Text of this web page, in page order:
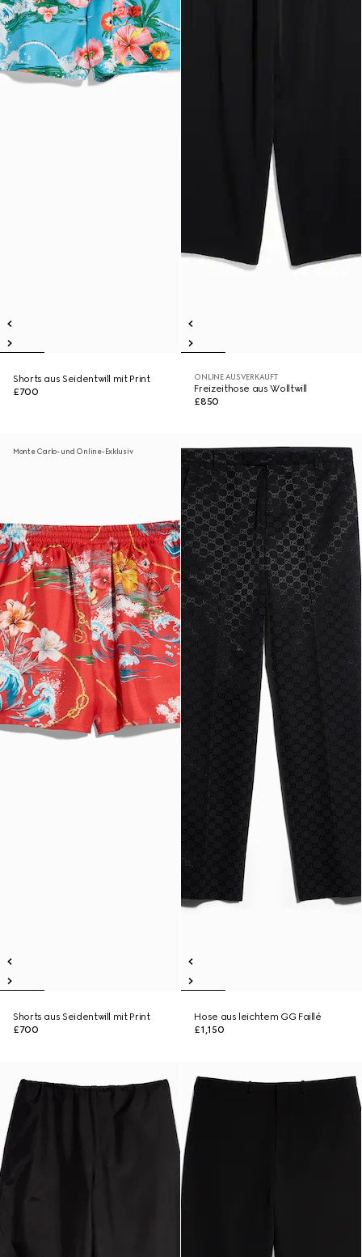
Shorts aus Seidentwill mit Print
£700
ONLINE AUSVERKAUFT
Freizeithose aus Wolltwill
£850
Monte Carlo- und Online-Exklusiv
Shorts aus Seidentwill mit Print
£700
Hose aus leichtem GG Faillé
£1,150